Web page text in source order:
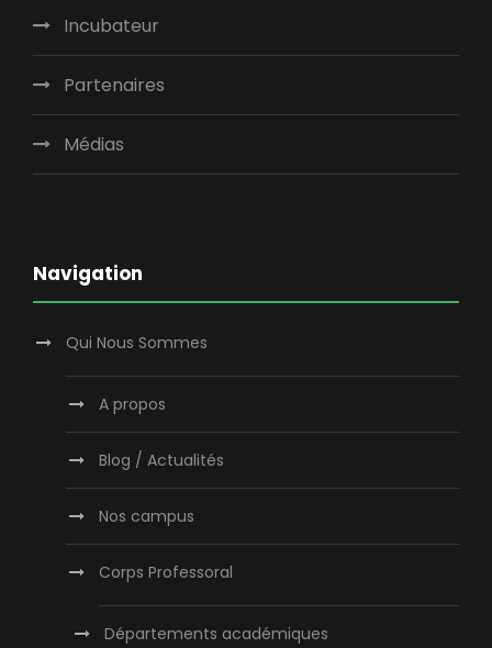
Incubateur
Partenaires
Médias
Navigation
Qui Nous Sommes
A propos
Blog / Actualités
Nos campus
Corps Professoral
Départements académiques